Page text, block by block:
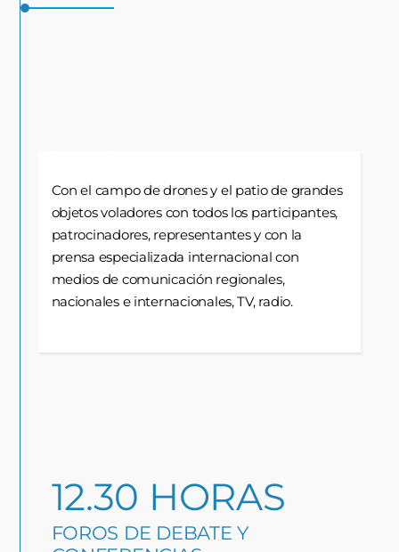
Con el campo de drones y el patio de grandes
objetos voladores con todos los participantes,
patrocinadores, representantes y con la
prensa especializada internacional con
medios de comunicación regionales,
nacionales e internacionales, TV, radio.
12.30 HORAS
FOROS DE DEBATE Y